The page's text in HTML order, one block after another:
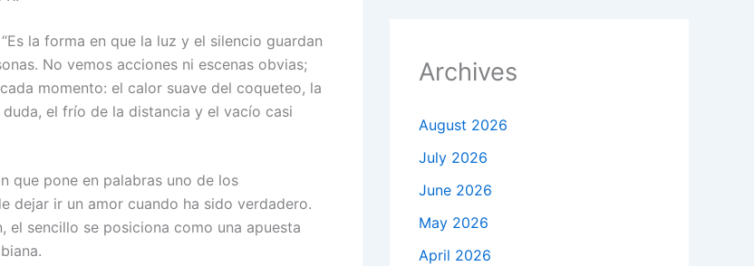
“Es la forma en que la luz y el silencio guardan
No vemos acciones ni escenas obvias;
momento: el calor suave del coqueteo, la
el frío de la distancia y el vacío casi
que pone en palabras uno de los
dejar ir un amor cuando ha sido verdadero.
sencillo se posiciona como una apuesta
Archives
August 2026
July 2026
June 2026
May 2026
April 2026